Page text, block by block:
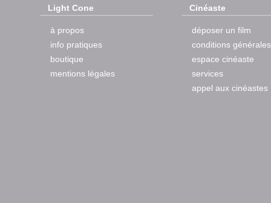
Light Cone
à propos
info pratiques
boutique
mentions légales
Cinéaste
déposer un film
conditions générales
espace cinéaste
services
appel aux cinéastes